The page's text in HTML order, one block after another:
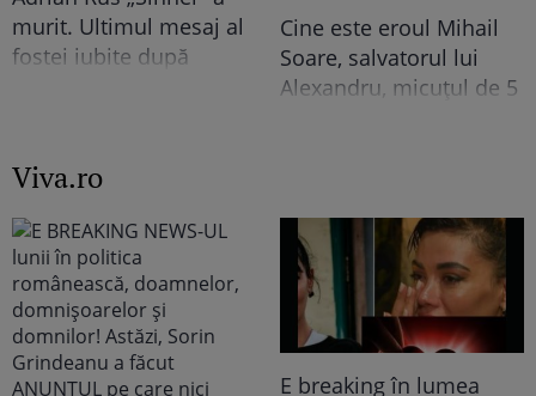
murit. Ultimul mesaj al
fostei iubite după
Cine este eroul Mihail
Soare, salvatorul lui
Alexandru, micuțul de 5
Viva.ro
E breaking în lumea